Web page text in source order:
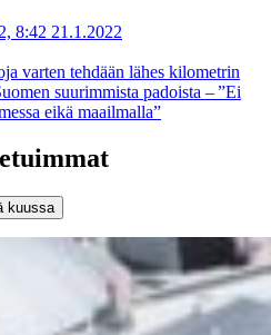
8:42 21.1.2022
varten tehdään lähes kilometrin
suurimmista padoista – ”Ei
eikä maailmalla”
kuussa